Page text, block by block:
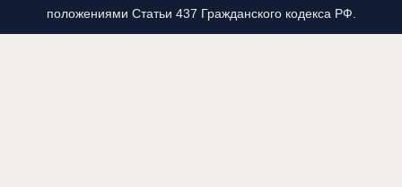
положениями Статьи 437 Гражданского кодекса РФ.